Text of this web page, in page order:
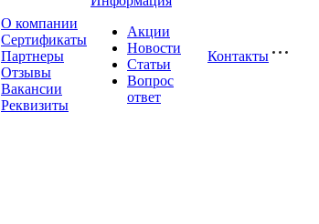
О компании
Сертификаты
Партнеры
Отзывы
Вакансии
Реквизиты
Акции
Новости
Статьи
Вопрос
ответ
Контакты